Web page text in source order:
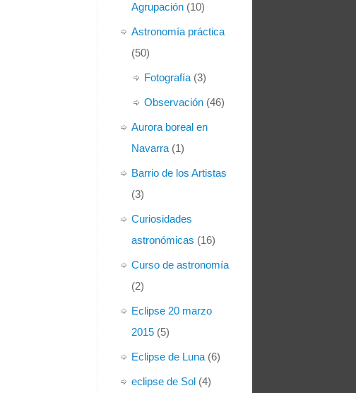
Agrupación (10)
Astronomía práctica
(50)
Fotografía (3)
Observación (46)
Aurora boreal en
Navarra (1)
Barrio de los Artistas
(3)
Curiosidades
astronómicas (16)
Curso de astronomía
(2)
Eclipse 20 marzo
2015 (5)
Eclipse de Luna (6)
eclipse de Sol (4)